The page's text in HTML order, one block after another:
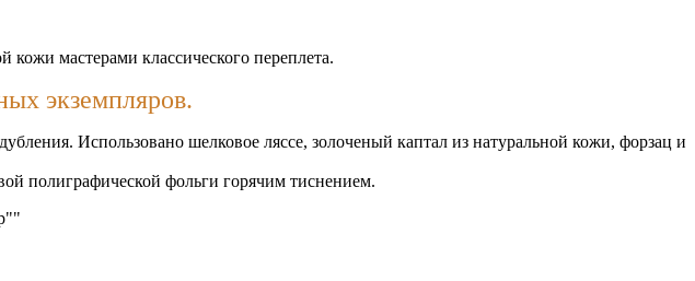
мастерами классического переплета.
экземпляров.
Использовано шелковое ляссе, золоченый каптал из натуральной кожи, форзац и
полиграфической фольги горячим тиснением.